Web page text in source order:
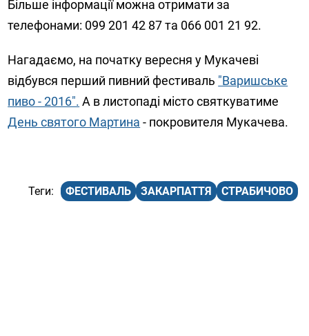
Більше інформації можна отримати за
телефонами: 099 201 42 87 та 066 001 21 92.
Нагадаємо, на початку вересня у Мукачеві
відбувся перший пивний фестиваль "Варишське
пиво - 2016". А в листопаді місто святкуватиме
День святого Мартина - покровителя Мукачева.
ФЕСТИВАЛЬ ЗАКАРПАТТЯ СТРАБИЧОВО